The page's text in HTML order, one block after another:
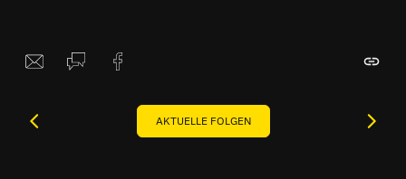
AKTUELLE FOLGEN